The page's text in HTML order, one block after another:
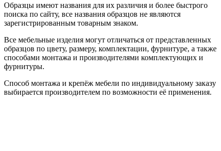
Образцы имеют названия для их различия и более быстрого
поиска по сайту, все названия образцов не являются
зарегистрированным товарным знаком.
Все мебельные изделия могут отличаться от представленных
образцов по цвету, размеру, комплектации, фурнитуре, а также
способами монтажа и производителями комплектующих и
фурнитуры.
Способ монтажа и крепёж мебели по индивидуальному заказу
выбирается производителем по возможности её применения.